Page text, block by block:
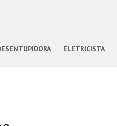
ELETRICISTA